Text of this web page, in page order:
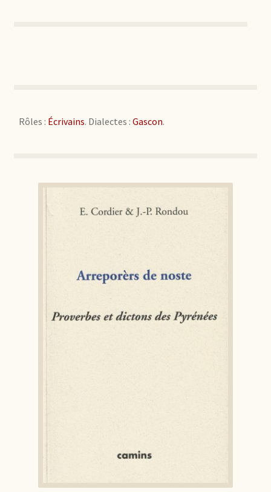
Rôles : Écrivains. Dialectes : Gascon.